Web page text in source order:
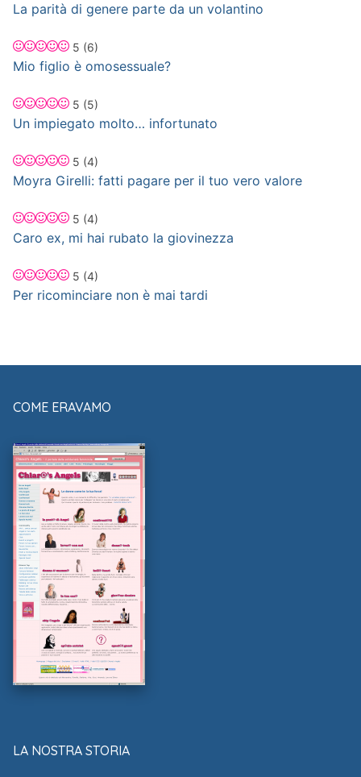
La parità di genere parte da un volantino
5 (6)
Mio figlio è omosessuale?
5 (5)
Un impiegato molto… infortunato
5 (4)
Moyra Girelli: fatti pagare per il tuo vero valore
5 (4)
Caro ex, mi hai rubato la giovinezza
5 (4)
Per ricominciare non è mai tardi
COME ERAVAMO
LA NOSTRA STORIA